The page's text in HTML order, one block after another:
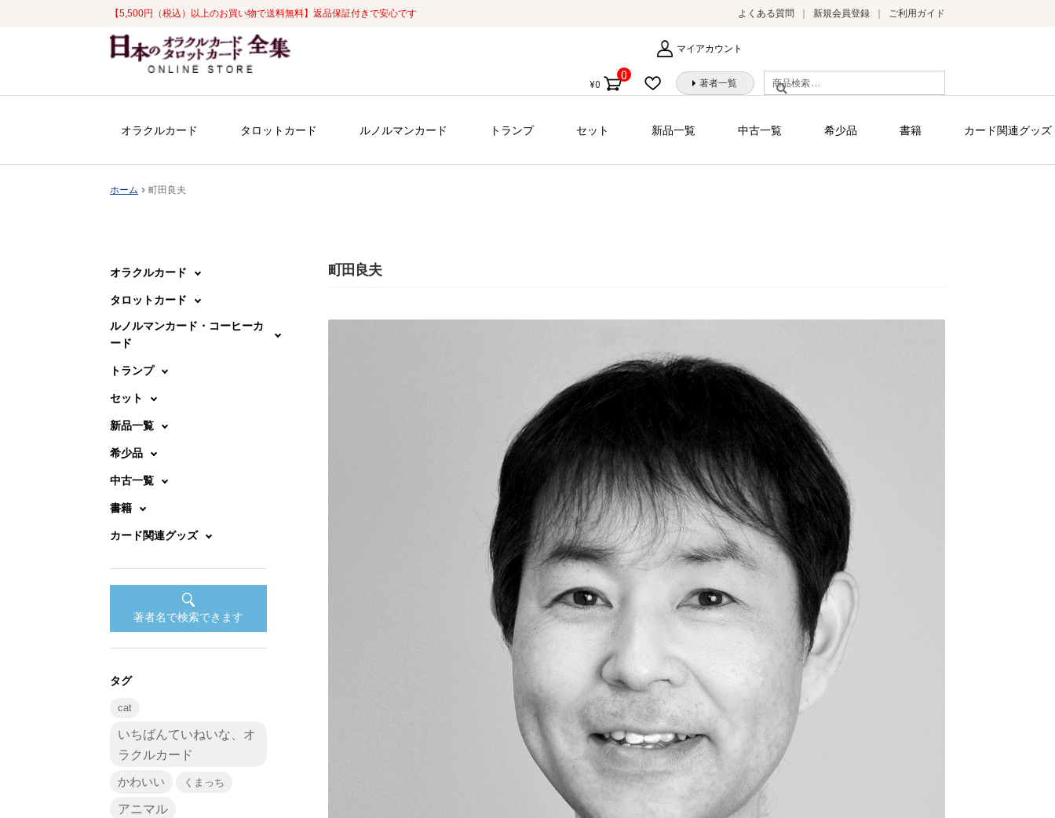
【5,500円（税込）以上のお買い物で送料無料】返品保証付きで安心です よくある質問 新規会員登録 ご利用ガイド
ナ
ビ
ン
コ
ン
ス
マイアカウント
検
索
象:
著者一覧
¥0
0
個
オラクルカード タロットカード ルノルマンカード トランプ セット 新品一覧 中古一覧 希少品 書籍 カード関連グッズ
ホーム 町田良夫
町田良夫
オラクルカード
タロットカード
ルノルマンカード・コーヒーカ
ード
トランプ
セット
新品一覧
希少品
中古一覧
書籍
カード関連グッズ
著者名で検索できます
タグ
cat
いちばんていねいな、オ
ラクルカード
かわいい くまっち
アニマル